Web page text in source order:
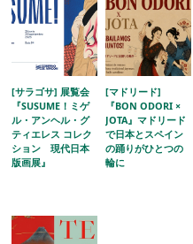
[サラゴサ] 展覧会
『SUSUME！ミゲ
ル・アンヘル・グ
ティエレス コレク
ション 現代日本
版画展』
[マドリード]
『BON ODORI ×
JOTA』マドリード
で日本とスペイン
の踊りがひとつの
輪に